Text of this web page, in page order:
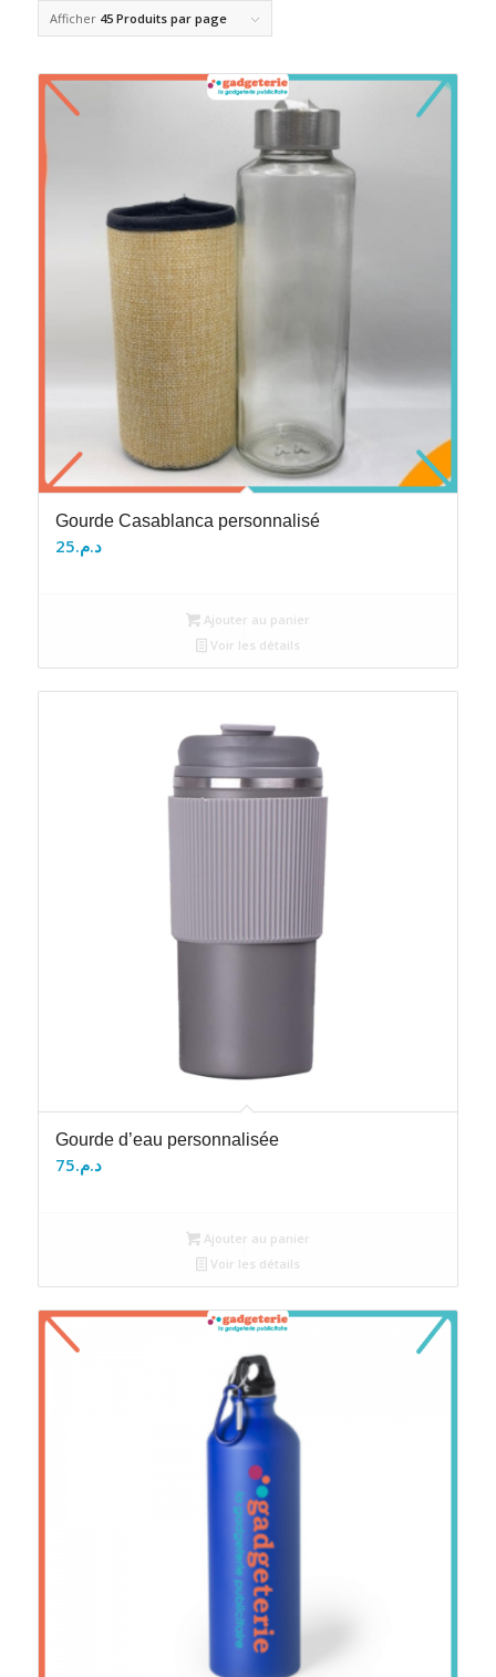
Afficher 45 Produits par page
Gourde Casablanca personnalisé
د.م.25
Ajouter au panier
Voir les détails
Gourde d’eau personnalisée
د.م.75
Ajouter au panier
Voir les détails